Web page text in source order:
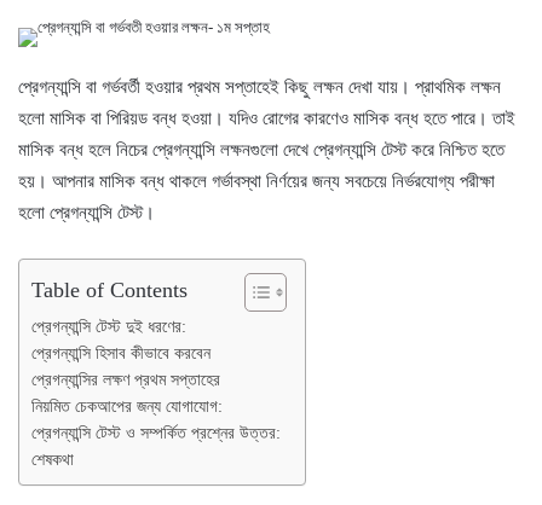
প্রেগন্যান্সি বা গর্ভবর্তী হওয়ার প্রথম সপ্তাহেই কিছু লক্ষন দেখা যায়। প্রাথমিক লক্ষন
হলো মাসিক বা পিরিয়ড বন্ধ হওয়া। যদিও রোগের কারণেও মাসিক বন্ধ হতে পারে। তাই
মাসিক বন্ধ হলে নিচের প্রেগন্যান্সি লক্ষনগুলো দেখে প্রেগন্যান্সি টেস্ট করে নিশ্চিত হতে
হয়। আপনার মাসিক বন্ধ থাকলে গর্ভাবস্থা নির্ণয়ের জন্য সবচেয়ে নির্ভরযোগ্য পরীক্ষা
হলো প্রেগন্যান্সি টেস্ট।
Table of Contents
প্রেগন্যান্সি টেস্ট দুই ধরণের:
প্রেগন্যান্সি হিসাব কীভাবে করবেন
প্রেগন্যান্সির লক্ষণ প্রথম সপ্তাহের
নিয়মিত চেকআপের জন্য যোগাযোগ:
প্রেগন্যান্সি টেস্ট ও সম্পর্কিত প্রশ্নের উত্তর:
শেষকথা